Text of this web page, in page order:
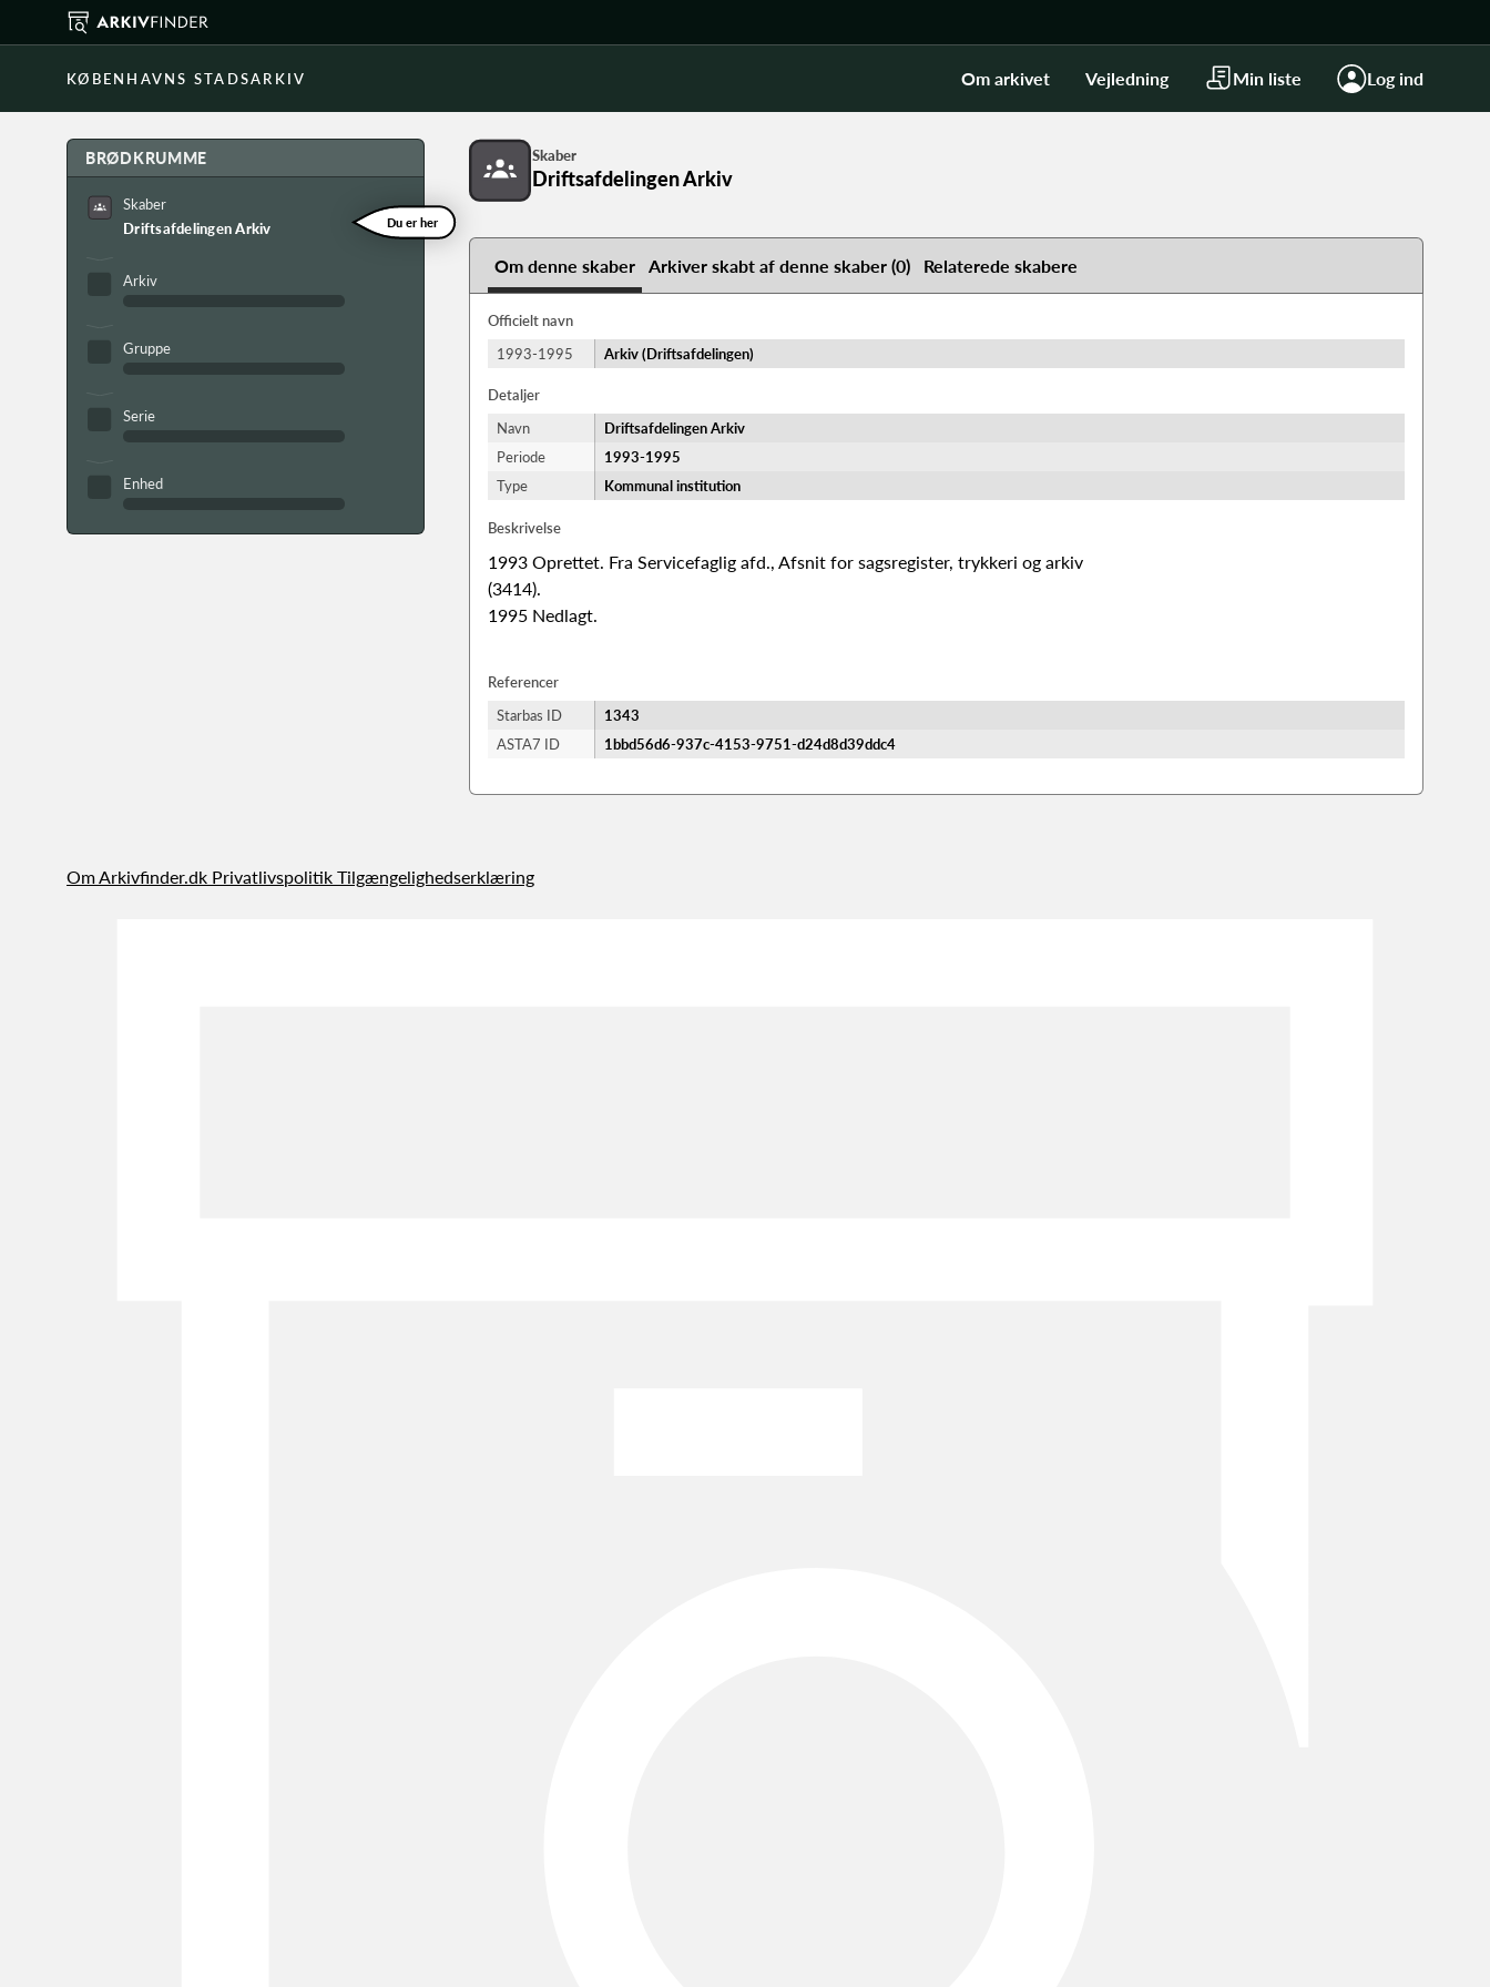
KØBENHAVNS STADSARKIV Om arkivet Vejledning Min liste Log ind
BRØDKRUMME
Skaber
Driftsafdelingen Arkiv
Du er her
Arkiv
Gruppe
Serie
Enhed
Skaber
Driftsafdelingen Arkiv
Om denne skaber Arkiver skabt af denne skaber (0) Relaterede skabere
Officielt navn
1993-1995
Arkiv (Driftsafdelingen)
Detaljer
Navn
Driftsafdelingen Arkiv
Periode
1993-​1995
Type
Kommunal institution
Beskrivelse
1993 Oprettet. Fra Servicefaglig afd., Afsnit for sagsregister, trykkeri og arkiv
(3414).
1995 Nedlagt.
Referencer
Starbas ID
1343
ASTA7 ID
1bbd56d6-937c-4153-9751-d24d8d39ddc4
Om Arkivfinder.dk Privatlivspolitik Tilgængelighedserklæring